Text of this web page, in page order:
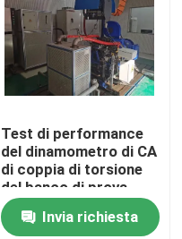
Test di performance
del dinamometro di CA
di coppia di torsione
del banco di prova
500Kw del motore
grandeInvia richiesta